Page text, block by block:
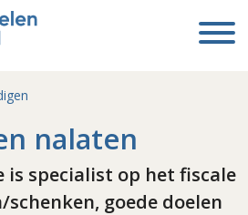
nalaten
is specialist op het fiscale
goede doelen